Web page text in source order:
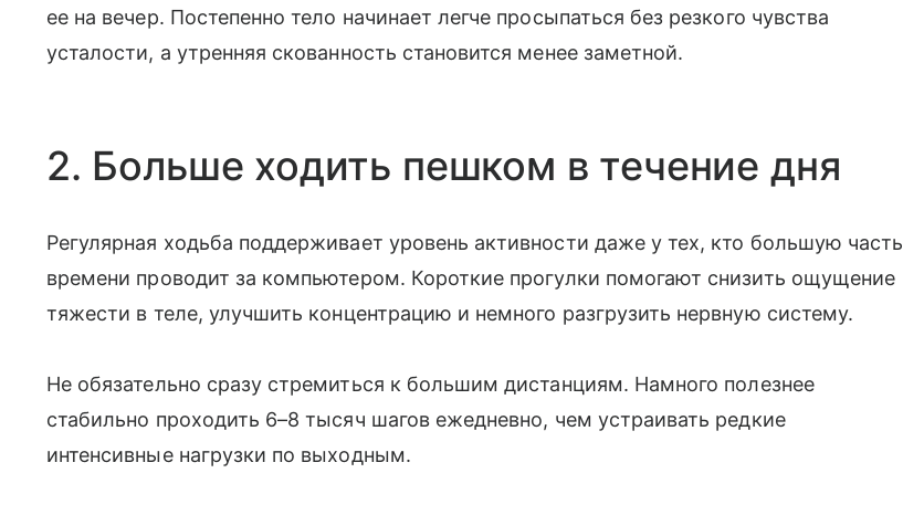
ее на вечер. Постепенно тело начинает легче просыпаться без резкого чувства
усталости, а утренняя скованность становится менее заметной.
2. Больше ходить пешком в течение дня
Регулярная ходьба поддерживает уровень активности даже у тех, кто большую часть
времени проводит за компьютером. Короткие прогулки помогают снизить ощущение
тяжести в теле, улучшить концентрацию и немного разгрузить нервную систему.
Не обязательно сразу стремиться к большим дистанциям. Намного полезнее
стабильно проходить 6–8 тысяч шагов ежедневно, чем устраивать редкие
интенсивные нагрузки по выходным.